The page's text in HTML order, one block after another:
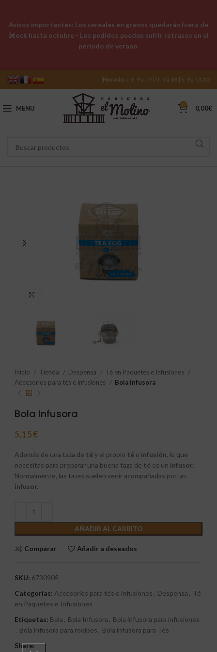
Horario: L-J: 9 a 19 | V: 9 a 18 | S: 9 a 13:30
MENU 0 0,00€
Inicio Tienda Despensa
Té en Paquetes e Infusiones
Accesorios para tés e infusiones
Bola Infusora
Bola Infusora
5,15€
Además de una taza de té y el propio té o infusión, lo que
necesitas para preparar una buena taza de té es un infusor.
Normalmente, las tazas suelen venir acompañadas por un
infusor.
AÑADIR AL CARRITO
Comparar Añadir a deseados
SKU: 6730905
Categorías: Accesorios para tés e infusiones , Despensa , Té
en Paquetes e Infusiones
Etiquetas: Bola , Bola Infusora , Bola infusora para infusiones
, Bola infusora para rooibos , Bola infusora para Tés
Share:
Avisos importantes: Los cereales en granos quedarán fuera de
stock hasta octubre - Los pedidos pueden sufrir retrasos en el
período de verano.